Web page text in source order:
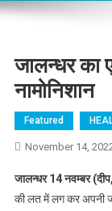
जालन्धर का
नामोनिशान
Featured
November 14,
जालन्धर 14 नवम्बर
की लत में लग कर अपनी